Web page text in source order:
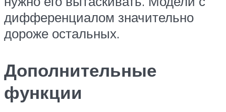
дифференциалом значительно
дороже остальных.
Дополнительные
функции